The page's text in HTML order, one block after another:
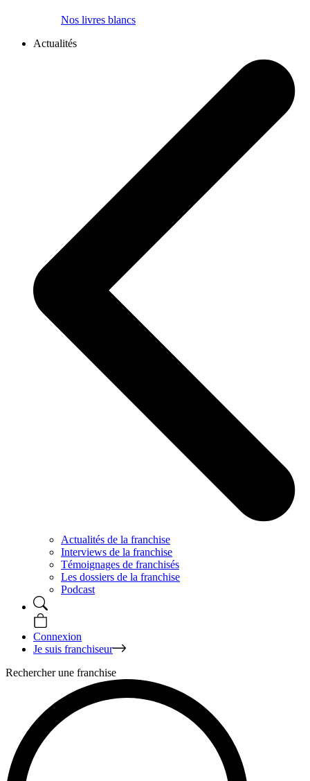
Nos livres blancs
Actualités
Actualités de la franchise
Interviews de la franchise
Témoignages de franchisés
Les dossiers de la franchise
Podcast
Connexion
Je suis franchiseur
Rechercher une franchise